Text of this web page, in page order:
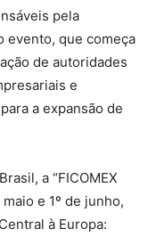
pela
evento, que começa
de autoridades
e
a expansão de
a “FICOMEX
e 1º de junho,
à Europa: